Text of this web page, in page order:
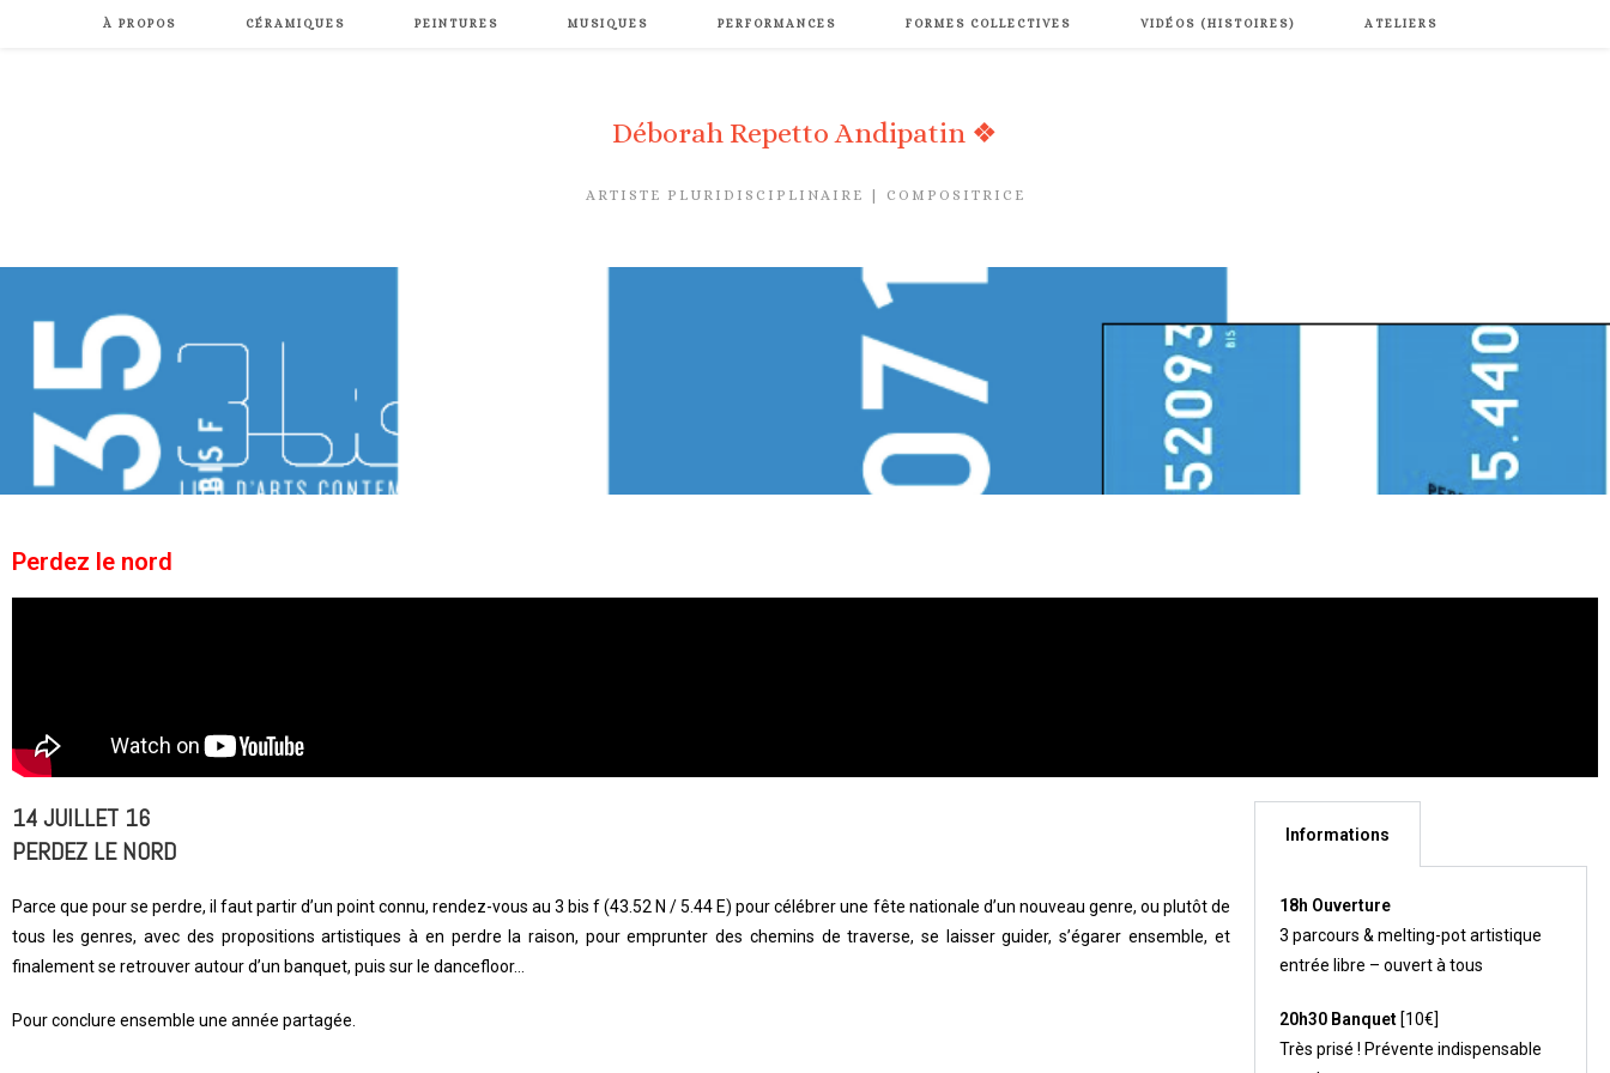
À PROPOS CÉRAMIQUES PEINTURES MUSIQUES PERFORMANCES FORMES COLLECTIVES VIDÉOS (HISTOIRES) ATELIERS
Déborah Repetto Andipatin ❖
ARTISTE PLURIDISCIPLINAIRE | COMPOSITRICE
Perdez le nord
14 JUILLET 16
PERDEZ LE NORD
Parce que pour se perdre, il faut partir d’un point connu, rendez-vous au 3 bis f (43.52 N / 5.44 E) pour célébrer une fête nationale d’un nouveau genre, ou plutôt de
tous les genres, avec des propositions artistiques à en perdre la raison, pour emprunter des chemins de traverse, se laisser guider, s’égarer ensemble, et
finalement se retrouver autour d’un banquet, puis sur le dancefloor…
Pour conclure ensemble une année partagée.
Informations
18h Ouverture
3 parcours & melting-pot artistique
entrée libre – ouvert à tous
20h30 Banquet[10€]
Très prisé ! Prévente indispensable